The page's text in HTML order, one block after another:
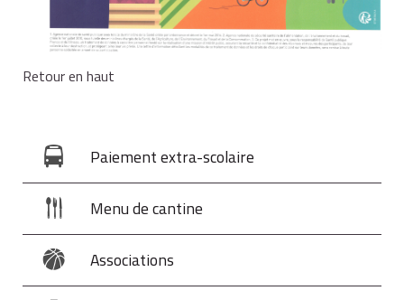
Retour en haut
Paiement extra-scolaire
Menu de cantine
Associations